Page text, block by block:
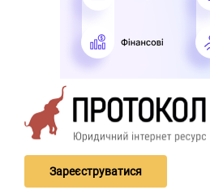
Зареєструватися